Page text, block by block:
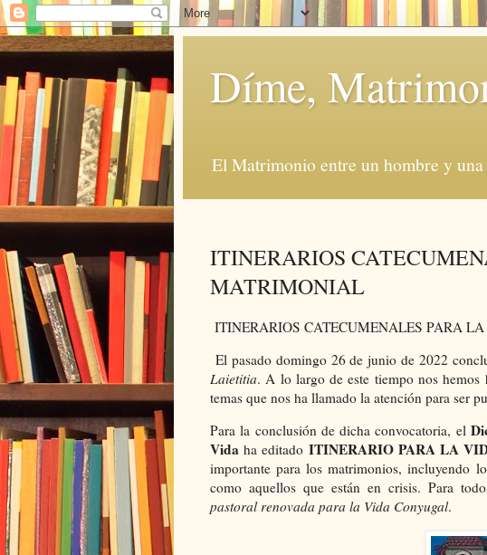
Díme,
El Matrimonio entre un hombre y
ITINERARIOS
MATRIMONIAL
ITINERARIOS CATECUMENALES PARA
El pasado domingo 26 de junio de 2022
Laietitia. A lo largo de este tiempo nos
temas que nos ha llamado la atención para ser
Para la conclusión de dicha convocatoria, el
Vida ha editado ITINERARIO PARA LA
importante para los matrimonios, incluyendo
como aquellos que están en crisis. Para
pastoral renovada para la Vida Conyugal.